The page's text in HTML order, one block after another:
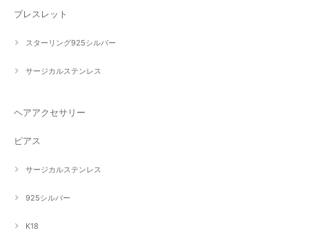
ブレスレット
スターリング925シルバー
サージカルステンレス
ヘアアクセサリー
ピアス
サージカルステンレス
925シルバー
K18